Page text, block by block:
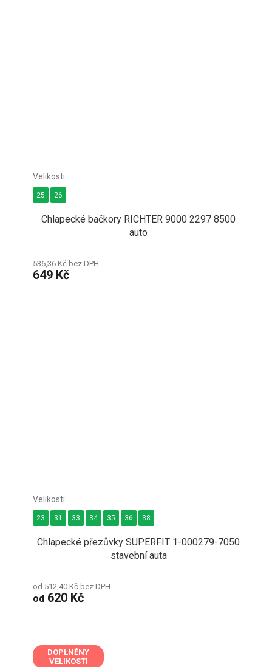
Chlapecké bačkory RICHTER 9000 2297 8500
auto
536,36 Kč bez DPH
649 Kč
25 26
Chlapecké přezůvky SUPERFIT 1-000279-7050
stavební auta
od 512,40 Kč bez DPH
od 620 Kč
23 31 33 34 35 36 38
DOPLNĚNY
VELIKOSTI